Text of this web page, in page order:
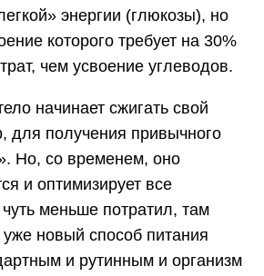
энергии (глюкозы), но
которого требует на 30%
чем усвоение углеводов.
начинает сжигать свой
для получения привычного
Но, со временем, оно
и оптимизирует все
меньше потратил, там
новый способ питания
и рутинным и организм